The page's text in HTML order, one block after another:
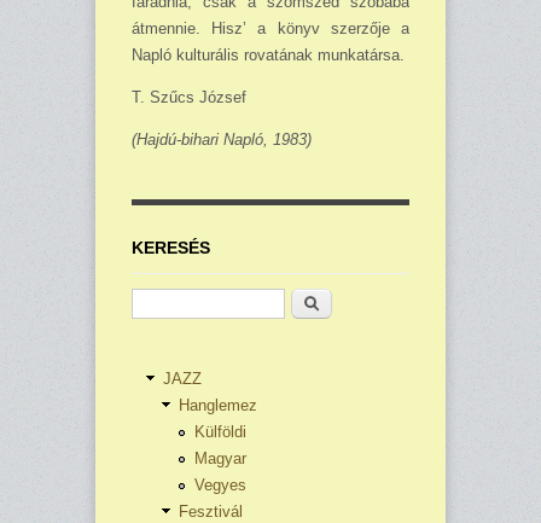
átmennie. Hisz’ a könyv szerzője a
Napló kulturális rova­tának munkatársa.
T. Szűcs József
(Hajdú-bihari Napló, 1983)
KERESÉS
Keresés
JAZZ
Hanglemez
Külföldi
Magyar
Vegyes
Fesztivál